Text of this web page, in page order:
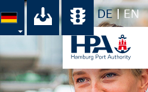
DE EN
im
Ihr Download-